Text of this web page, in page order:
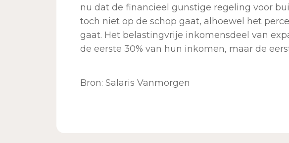
nu dat de financieel gunstige regeling voor
toch niet op de schop gaat, alhoewel het
gaat. Het belastingvrije inkomensdeel van
de eerste 30% van hun inkomen, maar de
Bron: Salaris Vanmorgen